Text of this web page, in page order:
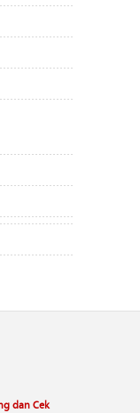
dan Cek